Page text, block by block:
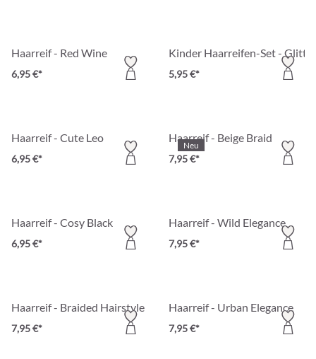
Haarreif - Red Wine
6,95 €*
Kinder Haarreifen-Set -
5,95 €*
Haarreif - Cute Leo
6,95 €*
Neu
Haarreif - Beige Braid
7,95 €*
Haarreif - Cosy Black
6,95 €*
Haarreif - Wild Elegance
7,95 €*
Haarreif - Braided Hairstyle
7,95 €*
Haarreif - Urban Elegance
7,95 €*